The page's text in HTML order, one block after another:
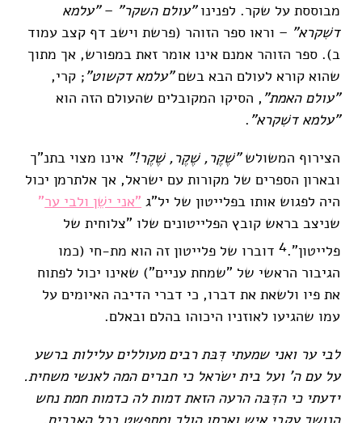
מבוססת על שקר. לפנינו"עולם השקר" –"עלמא
דשִׁקרא" – וראו ספר הזוהר (פרשת וישב דף קצב עמוד
ב). ספר הזוהר אמנם אינו אומר זאת במפורש, אך מתוך
שהוא קורא לעולם הבא בשם"עלמא דקשוט"; קרי,
"עולם האמת" , הסיקו המקובלים שהעולם הזה הוא
"עלמא דשִׁקרא" .
הצירוף המשולש"שֶׁקֶר, שֶׁקֶר, שֶׁקֶר!" אינו מצוי בתנ"ך
ובארון הספרים של מקורות עם ישראל, אך אלתרמן יכול
היה לפגוש אותו בפלייטון של יל"ג "אני ישֵׁן ולבי ער"
שניצב בראש קובץ הפלייטונים שלו "צלוחית של
פלייטון".4דוברו של פלייטון זה הוא מת-חי (כמו
הגיבור הראשי של "שמחת עניים") שאינו יכול לפתוח
את פיו ולשאת את דברו, כי דברי הדיבה האיומים על
עמו שהגיעו לאוזניו היכוהו בהלם ובאלם.
לבי ער ואני שמעתי דִּבּת רבים מעוללים עלילות ברשע
על עם ה' ועל בית ישׂראל כי חברים המה לאנשי משחית.
ידעתי כי הדִּבּה הרעה הזאת דמות לה כדמות חמת נחש